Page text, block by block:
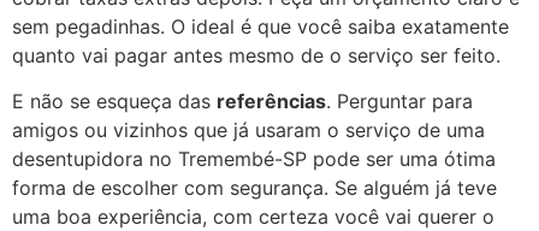
sem pegadinhas. O ideal é que você saiba exatamente
quanto vai pagar antes mesmo de o serviço ser feito.
E não se esqueça das referências. Perguntar para
amigos ou vizinhos que já usaram o serviço de uma
desentupidora no Tremembé-SP pode ser uma ótima
forma de escolher com segurança. Se alguém já teve
uma boa experiência, com certeza você vai querer o